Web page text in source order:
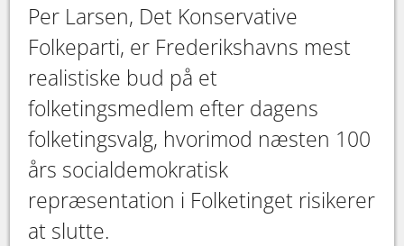
Per Larsen, Det Konservative
Folkeparti, er Frederikshavns mest
realistiske bud på et
folketingsmedlem efter dagens
folketingsvalg, hvorimod næsten 100
års socialdemokratisk
repræsentation i Folketinget risikerer
at slutte.